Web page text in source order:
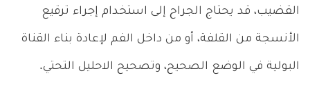
القضيب، قد يحتاج الجراح إلى استخدام إجراء ترقيع
الأنسجة من القلفة، أو من داخل الفم لإعادة بناء القناة
البولية في الوضع الصحيح، وتصحيح الاحليل التحتي.